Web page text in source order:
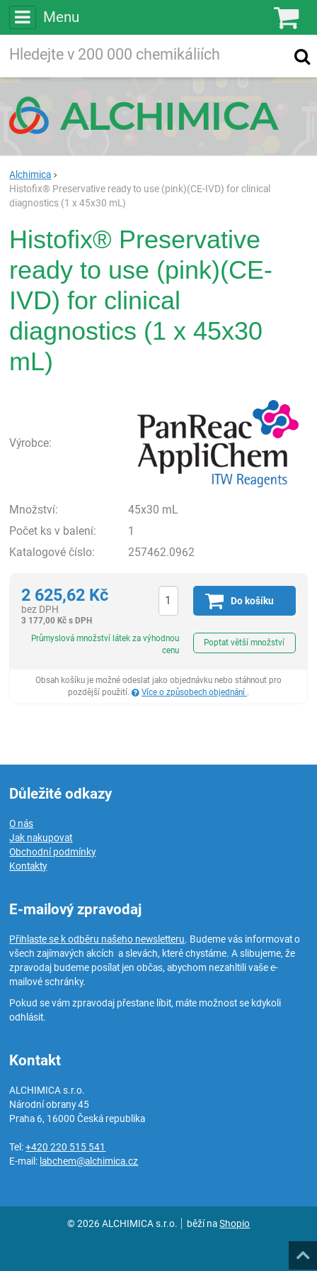
Menu
Vyhledávání
Alchimica
Histofix® Preservative ready to use (pink)(CE-IVD) for clinical
diagnostics (1 x 45x30 mL)
Histofix® Preservative
ready to use (pink)(CE-
IVD) for clinical
diagnostics (1 x 45x30
mL)
Výrobce:
Množství:
45x30 mL
Počet ks v balení:
1
Katalogové číslo:
257462.0962
2 625,62 Kč
bez DPH
3 177,00Kč s DPH
Do košíku
Průmyslová množství látek za výhodnou
cenu
Poptat větší množství
Obsah košíku je možné odeslat jako objednávku nebo stáhnout pro
pozdější použití.
Více o způsobech objednání .
Důležité odkazy
O nás
Jak nakupovat
Obchodní podmínky
Kontakty
E-mailový zpravodaj
Přihlaste se k odběru našeho newsletteru. Budeme vás informovat o
všech zajímavých akcích a slevách, které chystáme. A slibujeme, že
zpravodaj budeme posílat jen občas, abychom nezahltili vaše e-
mailové schránky.
Pokud se vám zpravodaj přestane líbit, máte možnost se kdykoli
odhlásit.
Kontakt
ALCHIMICA s.r.o.
Národní obrany 45
Praha 6, 16000Česká republika
Tel:+420 220 515 541
E-mail: labchem@alchimica.cz
© 2026 ALCHIMICA s.r.o. běží naShopio